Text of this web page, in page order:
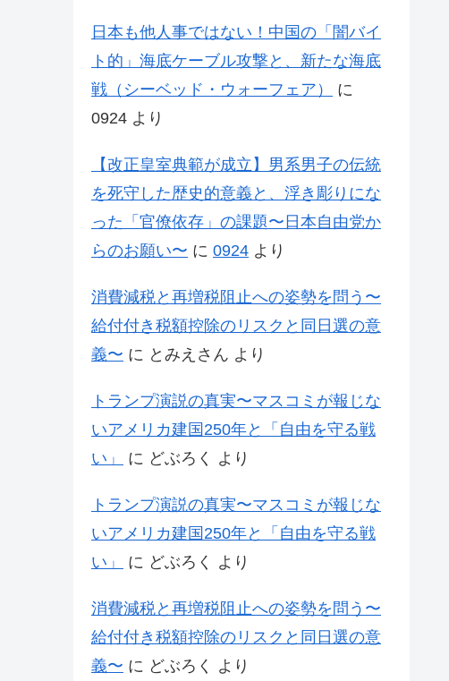
日本も他人事ではない！中国の「闇バイ
ト的」海底ケーブル攻撃と、新たな海底
戦（シーベッド・ウォーフェア）
に
0924 より
【改正皇室典範が成立】男系男子の伝統
を死守した歴史的意義と、浮き彫りにな
った「官僚依存」の課題〜日本自由党か
らのお願い〜 に 0924 より
消費減税と再増税阻止への姿勢を問う〜
給付付き税額控除のリスクと同日選の意
義〜 に とみえさん より
トランプ演説の真実〜マスコミが報じな
いアメリカ建国250年と「自由を守る戦
い」
に どぶろく より
トランプ演説の真実〜マスコミが報じな
いアメリカ建国250年と「自由を守る戦
い」
に どぶろく より
消費減税と再増税阻止への姿勢を問う〜
給付付き税額控除のリスクと同日選の意
義〜 に どぶろく より